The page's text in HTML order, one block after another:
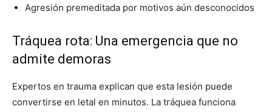
Agresión premeditada por motivos aún desconocidos
Tráquea rota: Una emergencia que no
admite demoras
Expertos en trauma explican que esta lesión puede
convertirse en letal en minutos. La tráquea funciona